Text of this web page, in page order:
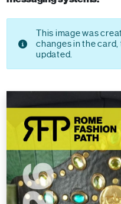
This image was
changes in the
updated.